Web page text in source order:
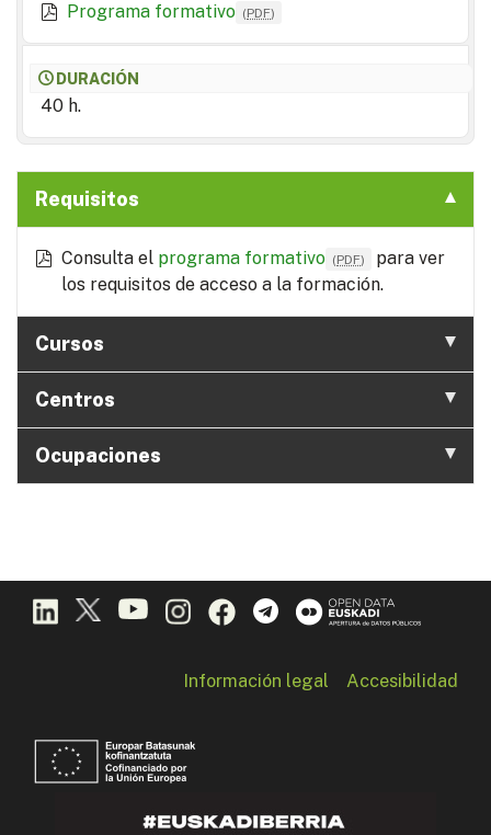
Programa formativo (PDF)
DURACIÓN
40 h.
Requisitos
Consulta el programa formativo (PDF)
para ver
los requisitos de acceso a la formación.
Cursos
Centros
Ocupaciones
Información legal Accesibilidad